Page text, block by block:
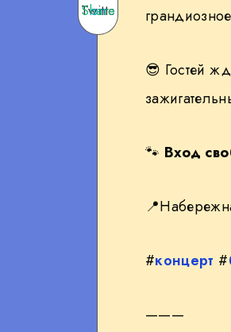
Twitte
on
Share
😎 Гостей
🐾 Вход
📍
#концерт #
———